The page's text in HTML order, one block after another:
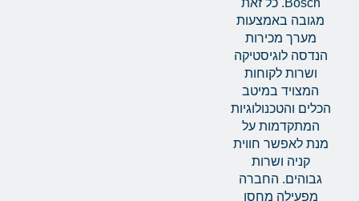
Bosch. כל זאת
מגובה באמצעות
מערך מכירות
הנדסה לוגיסטיקה
ושרות לקוחות
המצויד במיטב
הכלים והטכנולוגיות
המתקדמות על
מנת לאפשר חווית
קניה ושרות
גבוהים. החברה
מפעילה מחסן